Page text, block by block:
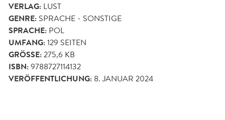
VERLAG: LUST
GENRE: SPRACHE - SONSTIGE
SPRACHE: POL
UMFANG:129 SEITEN
GRÖSSE: 275,6 KB
ISBN:9788727114132
VERÖFFENTLICHUNG: 8. JANUAR 2024